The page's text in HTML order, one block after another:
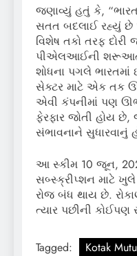
જણાવ્યું હતું કે,
સતત બદલાઈ રહ્યું
વિશેષ તકો તરફ દોરી
પીએલઆઈની શરૂઆત
શોધના પગલે
સેક્ટર માટે એક તક
એવી કંપનીમાં પણ
ફેરફાર જોતી હોય છે,
સંભાવનાને સુધારવાનું
આ સ્કીમ 10 જૂન,
સબ્સ્ક્રીપ્શન માટે
રોજ બંધ થાય છે.
ત્યાર પછીની કોઈપણ
Tagged: Kotak